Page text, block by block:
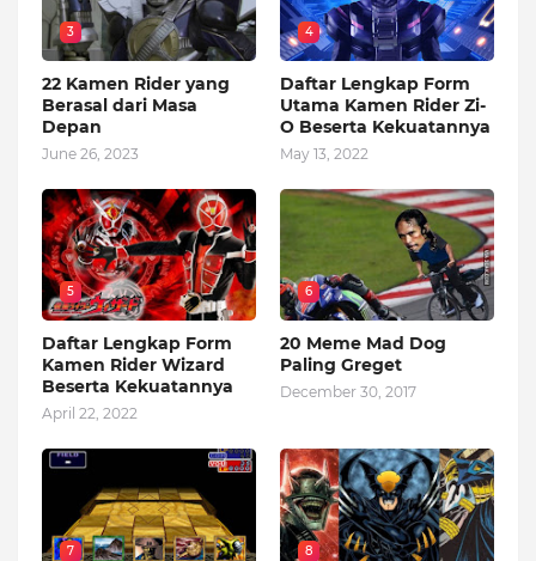
3
22 Kamen Rider yang
Berasal dari Masa
Depan
June 26, 2023
4
Daftar Lengkap Form
Utama Kamen Rider Zi-
O Beserta Kekuatannya
May 13, 2022
5
Daftar Lengkap Form
Kamen Rider Wizard
Beserta Kekuatannya
April 22, 2022
6
20 Meme Mad Dog
Paling Greget
December 30, 2017
7 8